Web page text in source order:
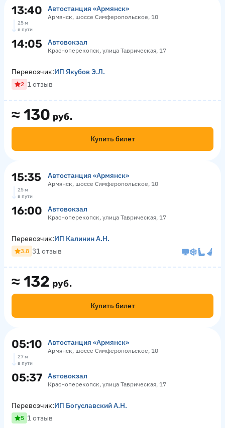
13:40 Автостанция «Армянск»
Армянск, шоссе Симферопольское, 10
25 м
в пути
14:05 Автовокзал
Красноперекопск, улица Таврическая, 17
≈ 130 руб.
Купить билет
Перевозчик:ИП Якубов Э.Л.
2 1 отзыв
15:35 Автостанция «Армянск»
Армянск, шоссе Симферопольское, 10
25 м
в пути
16:00 Автовокзал
Красноперекопск, улица Таврическая, 17
≈ 132 руб.
Купить билет
Перевозчик:ИП Калинин А.Н.
3.8 31 отзыв
05:10 Автостанция «Армянск»
Армянск, шоссе Симферопольское, 10
27 м
в пути
05:37 Автовокзал
Красноперекопск, улица Таврическая, 17
Перевозчик:ИП Богуславский А.Н.
5 1 отзыв